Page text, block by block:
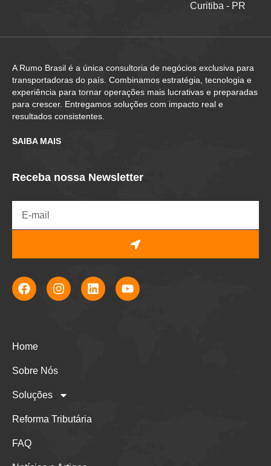
Curitiba - PR
A Rumo Brasil é a única consultoria de negócios exclusiva para
transportadoras do país. Combinamos estratégia, tecnologia e
experiência para tornar operações mais lucrativas e preparadas
para crescer. Entregamos soluções com impacto real e
resultados consistentes.
SAIBA MAIS
Receba nossa Newsletter
Home
Sobre Nós
Soluções
Reforma Tributária
FAQ